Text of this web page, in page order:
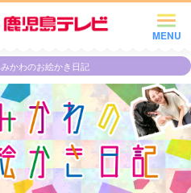
MENU
みかわのお絵かき日記